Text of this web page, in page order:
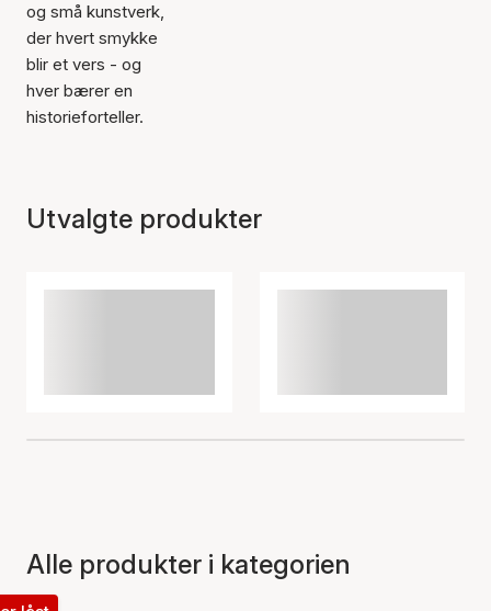
og små kunstverk,
der hvert smykke
blir et vers - og
hver bærer en
historieforteller.
Utvalgte produkter
Alle produkter i kategorien